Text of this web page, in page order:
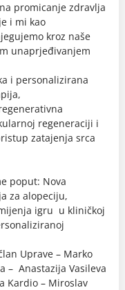
promicanje zdravlja
i mi kao
kroz naše
unaprjeđivanjem
i personalizirana
regeneraciji i
zatajenja srca
poput: Nova
za alopeciju,
igru u kliničkoj
Uprave – Marko
– Anastazija Vasileva
Kardio – Miroslav